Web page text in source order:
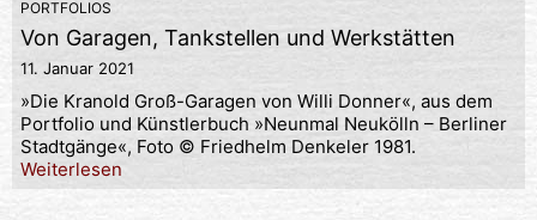
PORTFOLIOS
Von Garagen, Tankstellen und Werkstätten
11. Januar 2021
»Die Kranold Groß-Garagen von Willi Donner«, aus dem
Portfolio und Künstlerbuch »Neunmal Neukölln – Berliner
Stadtgänge«, Foto © Friedhelm Denkeler 1981.
Weiterlesen